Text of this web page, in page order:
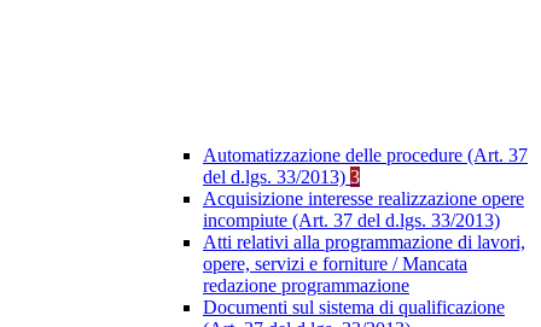
Automatizzazione delle procedure (Art. 37
del d.lgs. 33/2013) 3
Acquisizione interesse realizzazione opere
incompiute (Art. 37 del d.lgs. 33/2013)
Atti relativi alla programmazione di lavori,
opere, servizi e forniture / Mancata
redazione programmazione
Documenti sul sistema di qualificazione